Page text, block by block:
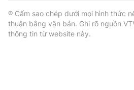
® Cấm sao chép dưới mọi hình thức
thuận bằng văn bản. Ghi rõ nguồn
thông tin từ website này.